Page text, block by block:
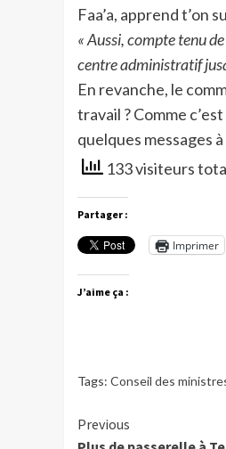
Faa’a, apprend t’on
« Aussi,compte tenu
centre administratif
En revanche, le
travail ? Comme
quelques messages
133 visiteurs
Partager :
Imprimer
J’aime ça :
Tags: Conseil des
Continue
Previous